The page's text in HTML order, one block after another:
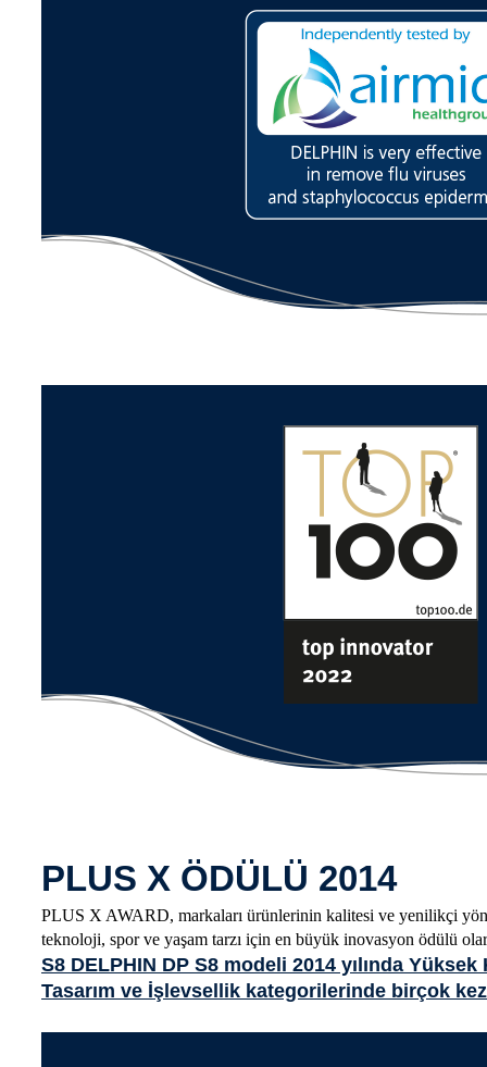
PLUS X ÖDÜLÜ 2014
PLUS X AWARD, markaları ürünlerinin kalitesi ve yenilikçi
teknoloji, spor ve yaşam tarzı için en büyük inovasyon ödülü
S8 DELPHIN DP S8 modeli 2014 yılında Yüksek
Tasarım ve İşlevsellik kategorilerinde birçok